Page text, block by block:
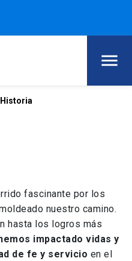
Historia
fascinante por los
nuestro camino.
hasta los logros más
impactado vidas y
de fe y servicio en el